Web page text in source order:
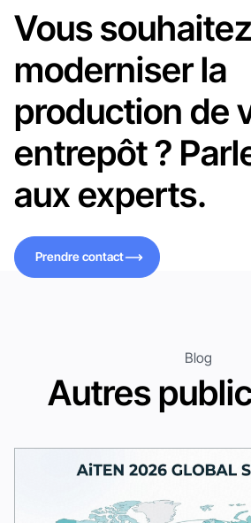
Vous souhaitez
moderniser la
production de
entrepôt ?
aux experts.
Prendre contact
Blog
Autres